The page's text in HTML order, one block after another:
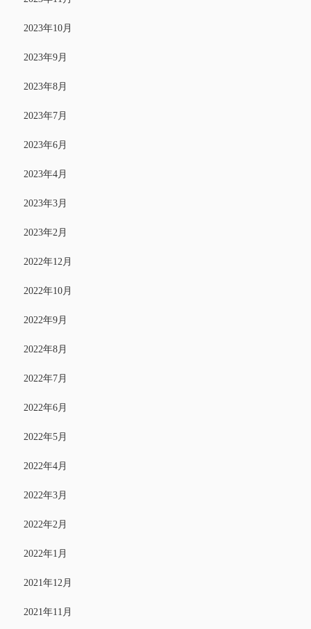
2023年10月
2023年9月
2023年8月
2023年7月
2023年6月
2023年4月
2023年3月
2023年2月
2022年12月
2022年10月
2022年9月
2022年8月
2022年7月
2022年6月
2022年5月
2022年4月
2022年3月
2022年2月
2022年1月
2021年12月
2021年11月